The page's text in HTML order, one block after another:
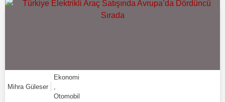
Mihra Güleser
Ekonomi
Otomobil